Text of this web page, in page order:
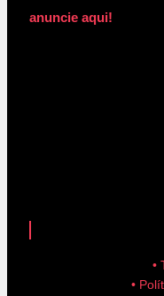
anuncie aqui!
•
•